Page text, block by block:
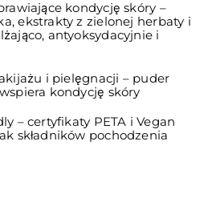
kondycję skóry –
ekstrakty z zielonej herbaty i
antyoksydacyjnie i
i pielęgnacji – puder
kondycję skóry
– certyfikaty PETA i Vegan
składników pochodzenia